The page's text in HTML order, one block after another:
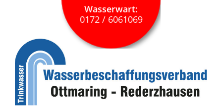
Wasserwart:
0172 / 6061069
Wasserwart:
0172 / 6061069